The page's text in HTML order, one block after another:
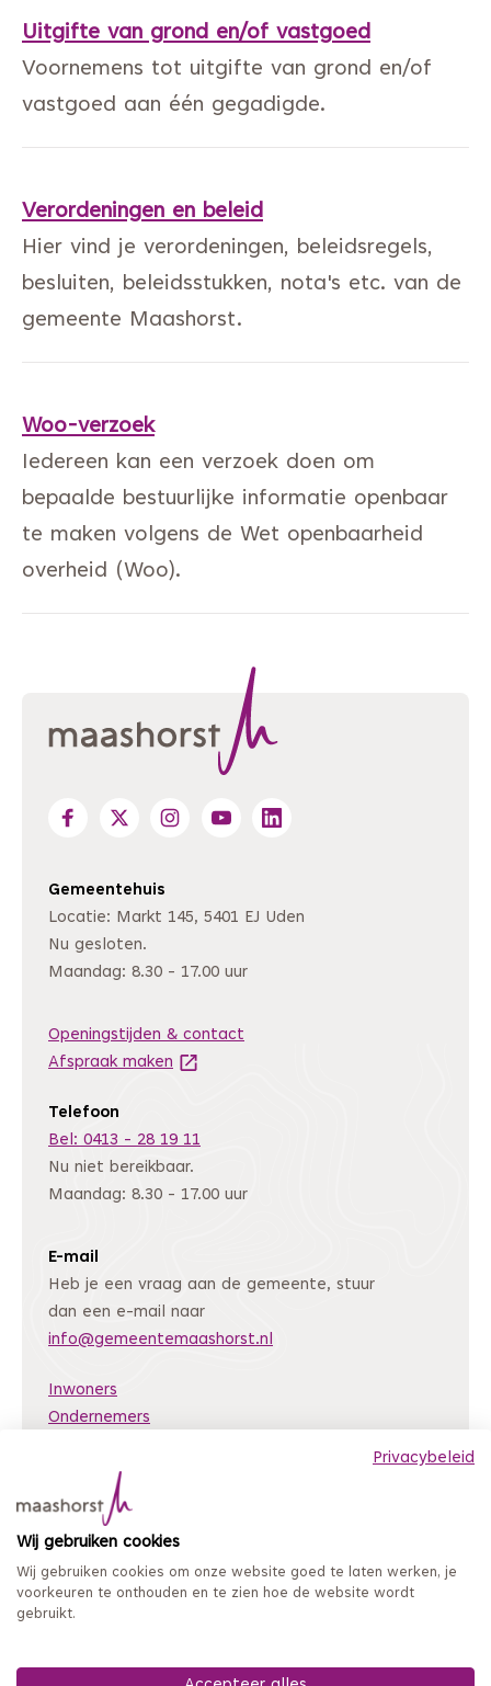
Privacybeleid
Wij gebruiken cookies
Wij gebruiken cookies om onze website goed te laten werken, je
voorkeuren te onthouden en te zien hoe de website wordt
gebruikt.
Uitgifte van grond en/of vastgoed
Voornemens tot uitgifte van grond en/of
vastgoed aan één gegadigde.
Verordeningen en beleid
Hier vind je verordeningen, beleidsregels,
besluiten, beleidsstukken, nota's etc. van de
gemeente Maashorst.
Woo-verzoek
Iedereen kan een verzoek doen om
bepaalde bestuurlijke informatie openbaar
te maken volgens de Wet openbaarheid
overheid (Woo).
Gemeentehuis
Locatie: Markt 145, 5401 EJ Uden
Nu gesloten.
Maandag: 8.30 - 17.00 uur
Openingstijden & contact
Afspraak maken (Deze link gaat naar een andere
Telefoon
Bel: 0413 - 28 19 11
Nu niet bereikbaar.
Maandag: 8.30 - 17.00 uur
E-mail
Heb je een vraag aan de gemeente, stuur
dan een e-mail naar
info@gemeentemaashorst.nl
Inwoners
Ondernemers
Archiefweb(Deze link gaat naar een andere website)
Coordinated Vulnerability Disclosure
Mijn loket
Privacy en persoonsgegevens
Toegankelijkheidsverklaring